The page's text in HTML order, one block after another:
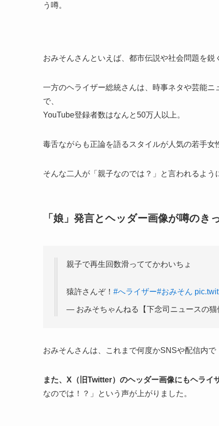
う噂。
おみそんさんといえば、都市伝説や社会問題を
一方のヘライザー総統さんは、時事ネタや芸能
で、
YouTube登録者数はなんと50万人以上。
毒舌ながらも正論を語るスタイルが人気の若手女
そんな二人が「親子なのでは？」と言われるよ
「娘」発言とヘッダー画像が噂のき
親子で再生回数滑っててかわいちょ
猿許さんぞ！ #へライザー#おみそん
— おみそちゃんねる【下念司ニュースの
おみそんさんは、これまで何度かSNSや配信内で
また、X（旧Twitter）のヘッダー画像にもヘライ
なのでは！？」という声が上がりました。